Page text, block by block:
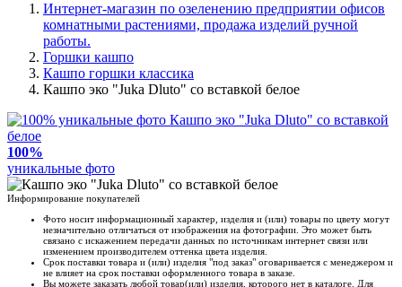
Интернет-магазин по озеленению предприятии офисов
комнатными растениями, продажа изделий ручной
работы.
Горшки кашпо
Кашпо горшки классика
Кашпо эко "Juka Dluto" со вставкой белое
100%
уникальные фото
Информирование покупателей
Фото носит информационный характер, изделия и (или) товары по цвету могут
незначительно отличаться от изображения на фотографии. Это может быть
связано с искажением передачи данных по источникам интернет связи или
изменением производителем оттенка цвета изделия.
Срок поставки товара и (или) изделия "под заказ" оговаривается с менеджером и
не влияет на срок поставки оформленного товара в заказе.
Вы можете заказать любой товар(или) изделия, которого нет в каталоге. Для